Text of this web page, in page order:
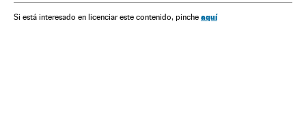
Independentismo Barcelona País Basco Catalunha
Si está interesado en licenciar este contenido, pinche aquí